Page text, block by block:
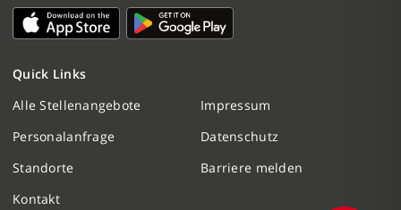
Nachricht schreiben
Initiativbewerbung
Personalanfrage
Quick Links
Alle Stellenangebote
Personalanfrage
Standorte
Kontakt
Impressum
Datenschutz
Barriere melden